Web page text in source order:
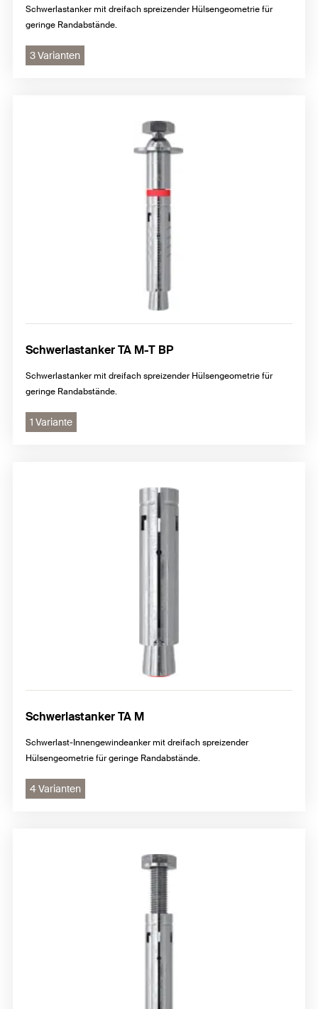
Schwerlastanker mit dreifach spreizender Hülsengeometrie für
geringe Randabstände.
3 Varianten
Schwerlastanker TA M-T BP
Schwerlastanker mit dreifach spreizender Hülsengeometrie für
geringe Randabstände.
1 Variante
Schwerlastanker TA M
Schwerlast-Innengewindeanker mit dreifach spreizender
Hülsengeometrie für geringe Randabstände.
4 Varianten